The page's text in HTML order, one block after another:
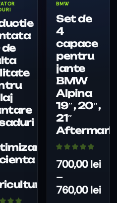
de
BMW
Set de
4
capace
pentru
jante
BMW
Alpina
19″, 20″,
21″
700,00lei
–
760,00lei